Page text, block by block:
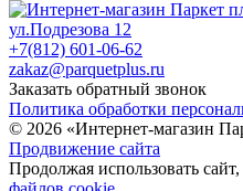
ул.Подрезова 12
+7(812) 601-06-62
zakaz@parquetplus.ru
Заказать обратный звонок
Политика обработки
© 2026 «Интернет-магазин
Продвижение сайта
Продолжая использовать